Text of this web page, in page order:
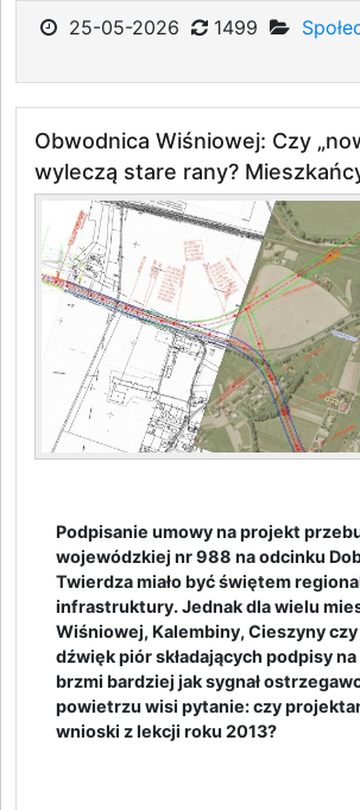
25-05-2026 1499
Obwodnica Wiśniowej: Czy
wyleczą stare rany?
Podpisanie umowy na projekt
wojewódzkiej nr 988 na odcinku
Twierdza miało być świętem
infrastruktury. Jednak dla wielu
Wiśniowej, Kalembiny, Cieszyny czy
dźwięk piór składających podpisy
brzmi bardziej jak sygnał
powietrzu wisi pytanie: czy
wnioski z lekcji roku 2013?